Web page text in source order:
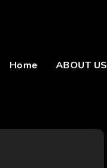
Home ABOUT US